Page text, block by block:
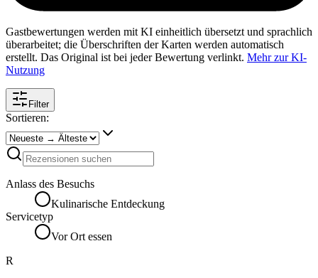
Gastbewertungen werden mit KI einheitlich übersetzt und sprachlich
überarbeitet; die Überschriften der Karten werden automatisch
erstellt. Das Original ist bei jeder Bewertung verlinkt. Mehr zur KI-
Nutzung
Filter
Sortieren:
Anlass des Besuchs
Kulinarische Entdeckung
Servicetyp
Vor Ort essen
R